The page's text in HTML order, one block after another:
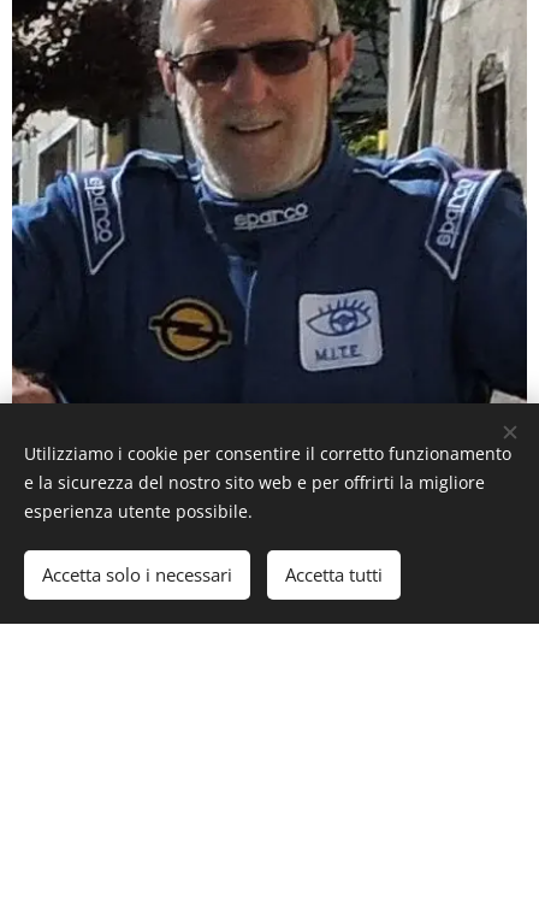
Angelo Tobia
SENECI
Utilizziamo i cookie per consentire il corretto funzionamento
e la sicurezza del nostro sito web e per offrirti la migliore
esperienza utente possibile.
Accetta solo i necessari Accetta tutti